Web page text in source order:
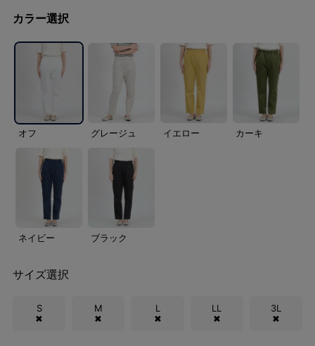
カラー選択
オフ グレージュ イエロー カーキ
ネイビー ブラック
サイズ選択
S
✖
M
✖
L
✖
LL
✖
3L
✖